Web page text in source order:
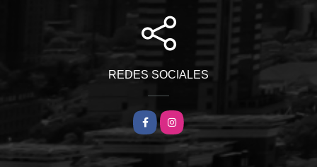
REDES SOCIALES
FacebookInstagram